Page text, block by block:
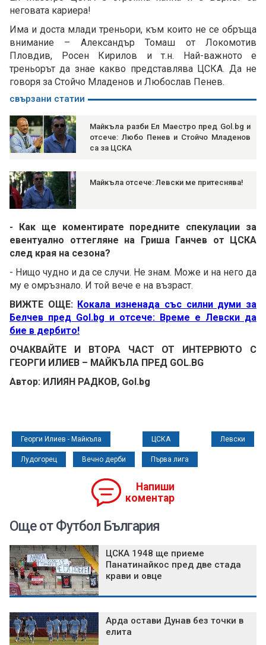
неговата кариера!
Има и доста млади треньори, към които не се обръща
внимание – Александър Томаш от Локомотив
Пловдив, Росен Кирилов и т.н. Най-важното е
треньорът да знае какво представлява ЦСКА. Да не
говоря за Стойчо Младенов и Любослав Пенев.
свързани статии
Майкъла разби Ел Маестро пред Gol.bg и
отсече: Любо Пенев и Стойчо Младенов
са за ЦСКА
Майкъла отсече: Левски ме притеснява!
- Как ще коментирате поредните спекулации за
евентуално оттегляне на Гриша Ганчев от ЦСКА
след края на сезона?
- Нищо чудно и да се случи. Не знам. Може и на него да
му е омръзнало. И той вече е на възраст.
ВИЖТЕ ОЩЕ: Кокала изненада със силни думи за
Белчев пред Gol.bg и отсече: Време е Левски да
бие в дербито!
ОЧАКВАЙТЕ И ВТОРА ЧАСТ ОТ ИНТЕРВЮТО С
ГЕОРГИ ИЛИЕВ – МАЙКЪЛА ПРЕД GOL.BG
Автор: ИЛИЯН РАДКОВ, Gol.bg
Георги Илиев - Майкъла ЦСКА Левски
Лудогорец Вечно дерби Първа лига
Напиши
коментар
Още от Футбол България
ЦСКА 1948 ще приеме
Панатинайкос пред две стада
крави и овце
Арда остави Дунав без точки в
елита